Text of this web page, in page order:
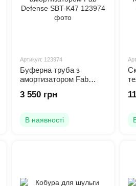
тактичні фори ,тактичні лоадери
спільно зі спецпідрозділами,
Артикул: 123974
Буферна труба з
амортизатором Fab
3 550 грн
В наявності